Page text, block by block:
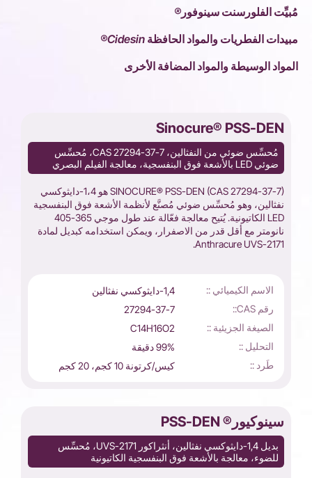
مُبيِّت الفلورسنت سينوفور®
مبيدات الفطريات والمواد الحافظة Cidesin®
المواد الوسيطة والمواد المضافة الأخرى
Sinocure® PSS-DEN
مُحسِّس ضوئي من النفثالين، CAS 27294-37-7، مُحسِّس
ضوئي LED بالأشعة فوق البنفسجية، معالجة الفيلم البصري
SINOCURE® PSS-DEN (CAS 27294-37-7) هو 1،4-دايثوكسي
نفثالين، وهو مُحسِّس ضوئي مُصنَّع لأنظمة الأشعة فوق البنفسجية
LED الكاتيونية. يُتيح معالجة فعّالة عند طول موجي 365-405
نانومتر مع أقل قدر من الاصفرار، ويمكن استخدامه كبديل لمادة
Anthracure UVS-2171.
الاسم الكيميائي ::
1,4-دايثوكسي نفثالين
رقم CAS::
27294-37-7
الصيغة الجزيئية ::
C14H16O2
التحليل ::
99% دقيقة
طَرد ::
كيس/كرتونة 10 كجم، 20 كجم
سينوكيور® PSS-DEN
بديل 1,4-دايثوكسي نفثالين، أنثراكور UVS-2171، مُحسِّس
للضوء، معالجة بالأشعة فوق البنفسجية الكاتيونية